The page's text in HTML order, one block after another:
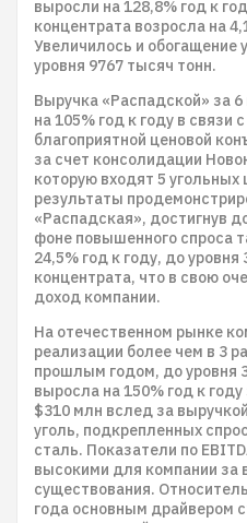
выросли на 128,8% год к
концентрата возросла на
Увеличилось и обогащение
уровня 9767 тысяч тонн.
Выручка «Распадской» за
на 105% год к году в связи
благоприятной ценовой
за счет консолидации
которую входят 5
результаты
«Распадская», достигнув
фоне повышенного спроса
24,5% год к году, до
концентрата, что в свою
доход компании.
На отечественном рынке
реализации более чем в 3
прошлым годом, до уровня
выросла на 150% год к
$310 млн вслед за
уголь, подкрепленных
сталь. Показатели по
высокими для компании за
существования.
года основным драйвером